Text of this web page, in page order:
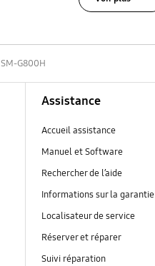
SM-G800H
Assistance
Accueil assistance
Manuel et Software
Rechercher de l’aide
Informations sur la garantie
Localisateur de service
Réserver et réparer
Suivi réparation